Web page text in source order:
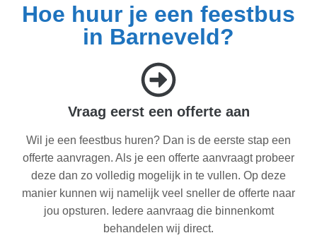
Hoe huur je een feestbus
in Barneveld?
Vraag eerst een offerte aan
Wil je een feestbus huren? Dan is de eerste stap een
offerte aanvragen. Als je een offerte aanvraagt probeer
deze dan zo volledig mogelijk in te vullen. Op deze
manier kunnen wij namelijk veel sneller de offerte naar
jou opsturen. Iedere aanvraag die binnenkomt
behandelen wij direct.